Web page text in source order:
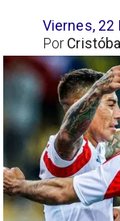
Viernes, 22
Por